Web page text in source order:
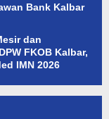
Bank Kalbar
dan
FKOB Kalbar,
IMN 2026